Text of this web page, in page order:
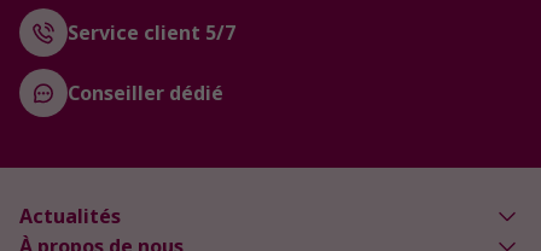
Service client 5/7
Conseiller dédié
Actualités